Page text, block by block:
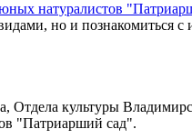
натуралистов
но и познакомиться с
Отдела культуры
"Патриарший сад".